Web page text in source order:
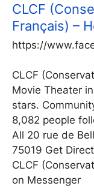
CLCF
Français) –
https://
CLCF
Movie Theater
stars.
8,082 people
All 20 rue de
75019 Get
CLCF
on Messenger